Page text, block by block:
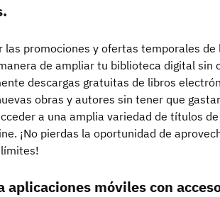
las promociones y ofertas temporales
de ampliar tu biblioteca digital sin
descargas gratuitas de libros
obras y autores sin tener que
a una amplia variedad de títulos
¡No pierdas la oportunidad de
aplicaciones móviles con